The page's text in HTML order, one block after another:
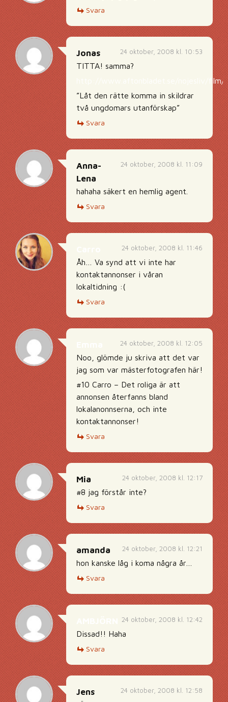
Svara
24 oktober, 2008 kl. 10:53
Jonas
TITTA! samma?
http://www.aftonbladet.se/nojesliv/film/
”Låt den rätte komma in skildrar
två ungdomars utanförskap”
Svara
24 oktober, 2008 kl. 11:09
Anna-
Lena
hahaha säkert en hemlig agent.
Svara
24 oktober, 2008 kl. 11:46
Åh… Va synd att vi inte har
kontaktannonser i våran
lokaltidning :(
Svara
24 oktober, 2008 kl. 12:05
Noo, glömde ju skriva att det var
jag som var mästerfotografen här!
#10 Carro – Det roliga är att
annonsen återfanns bland
lokalanonnserna, och inte
kontaktannonser!
Svara
24 oktober, 2008 kl. 12:17
Mia
#8 jag förstår inte?
Svara
24 oktober, 2008 kl. 12:21
amanda
hon kanske låg i koma några år…
Svara
24 oktober, 2008 kl. 12:42
Dissad!! Haha
Svara
24 oktober, 2008 kl. 12:58
Jens